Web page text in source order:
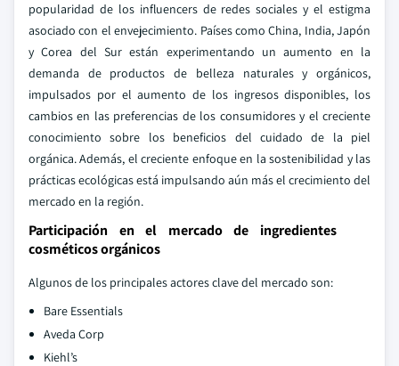
popularidad de los influencers de redes sociales y el estigma
asociado con el envejecimiento. Países como China, India, Japón
y Corea del Sur están experimentando un aumento en la
demanda de productos de belleza naturales y orgánicos,
impulsados por el aumento de los ingresos disponibles, los
cambios en las preferencias de los consumidores y el creciente
conocimiento sobre los beneficios del cuidado de la piel
orgánica. Además, el creciente enfoque en la sostenibilidad y las
prácticas ecológicas está impulsando aún más el crecimiento del
mercado en la región.
Participación en el mercado de ingredientes
cosméticos orgánicos
Algunos de los principales actores clave del mercado son:
Bare Essentials
Aveda Corp
Kiehl’s